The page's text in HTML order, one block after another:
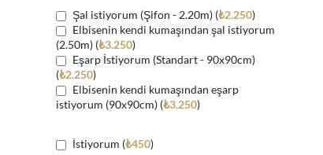
Şal istiyorum (Şifon - 2.20m) (₺2.250)
Elbisenin kendi kumaşından şal istiyorum
(2.50m) (₺3.250)
Eşarp İstiyorum (Standart - 90x90cm)
(₺2.250)
Elbisenin kendi kumaşından eşarp
istiyorum (90x90cm) (₺3.250)
İstiyorum (₺450)